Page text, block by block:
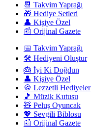
📆 Takvim Yaprağı
🎁 Hediye Setleri
👤 Kişiye Özel
📰 Orijinal Gazete
📅 Takvim Yaprağı
🛠️ Hediyeni Oluştur
🎂 İyi Ki Doğdun
👤 Kişiye Özel
🍪 Lezzetli Hediyeler
🎵 Müzik Kutusu
🧸 Peluş Oyuncak
💖 Sevgili Biblosu
📰 Orijinal Gazete